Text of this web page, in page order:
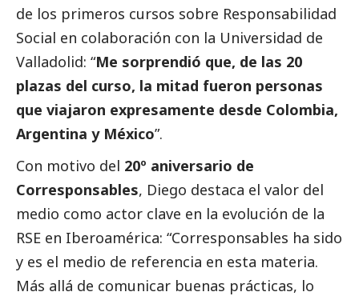
de los primeros cursos sobre Responsabilidad
Social en colaboración con la Universidad de
Valladolid: “Me sorprendió que, de las 20
plazas del curso, la mitad fueron personas
que viajaron expresamente desde Colombia,
Argentina y México”.
Con motivo del 20º aniversario de
Corresponsables, Diego destaca el valor del
medio como actor clave en la evolución de la
RSE en Iberoamérica: “Corresponsables ha sido
y es el medio de referencia en esta materia.
Más allá de comunicar buenas prácticas, lo